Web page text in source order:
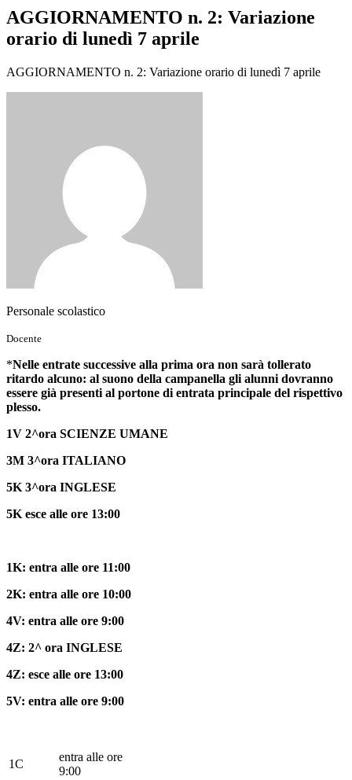
AGGIORNAMENTO n. 2: Variazione
orario di lunedì 7 aprile
AGGIORNAMENTO n. 2: Variazione orario di lunedì 7 aprile
Personale scolastico
Docente
*Nelle entrate successive alla prima ora non sarà tollerato
ritardo alcuno: al suono della campanella gli alunni dovranno
essere già presenti al portone di entrata principale del rispettivo
plesso.
1V 2^ora SCIENZE UMANE
3M 3^ora ITALIANO
5K 3^ora INGLESE
5K esce alle ore 13:00
1K: entra alle ore 11:00
2K: entra alle ore 10:00
4V: entra alle ore 9:00
4Z: 2^ ora INGLESE
4Z: esce alle ore 13:00
5V: entra alle ore 9:00
1C
entra alle ore
9:00